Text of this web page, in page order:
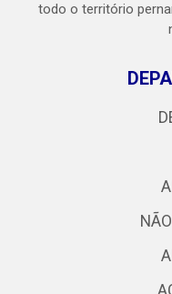
todo o território